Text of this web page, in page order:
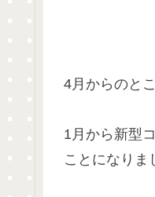
4月からのと
1月から新型
ことになりま